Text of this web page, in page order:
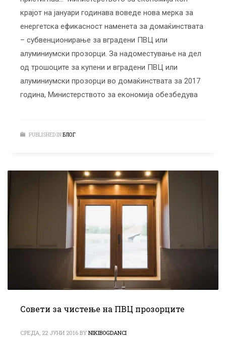
крајот на јануари годинава воведе нова мерка за
енергетска ефикасност наменета за домаќинствата
– субвенционирање за вградени ПВЦ или
алуминиумски прозорци. За надоместување на дел
од трошоците за купени и вградени ПВЦ или
алуминиумски прозорци во домаќинствата за 2017
година, Министерството за економија обезбедува
PUBLISHED INБЛОГ
Совети за чистење на ПВЦ прозорците
СРЕДА, 22 ЈУНИ 2016 BY NIKIBOGDANCI